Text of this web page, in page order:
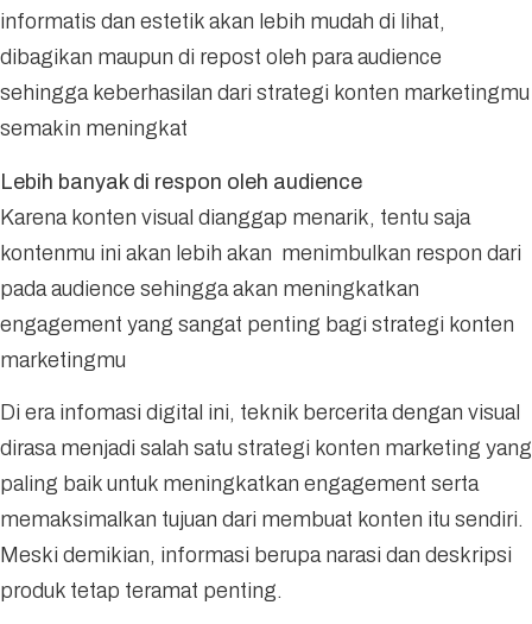
informatis dan estetik akan lebih mudah di lihat,
dibagikan maupun di repost oleh para audience
sehingga keberhasilan dari strategi konten marketingmu
semakin meningkat
Lebih banyak di respon oleh audience
Karena konten visual dianggap menarik, tentu saja
kontenmu ini akan lebih akan menimbulkan respon dari
pada audience sehingga akan meningkatkan
engagement yang sangat penting bagi strategi konten
marketingmu
Di era infomasi digital ini, teknik bercerita dengan visual
dirasa menjadi salah satu strategi konten marketing yang
paling baik untuk meningkatkan engagement serta
memaksimalkan tujuan dari membuat konten itu sendiri.
Meski demikian, informasi berupa narasi dan deskripsi
produk tetap teramat penting.